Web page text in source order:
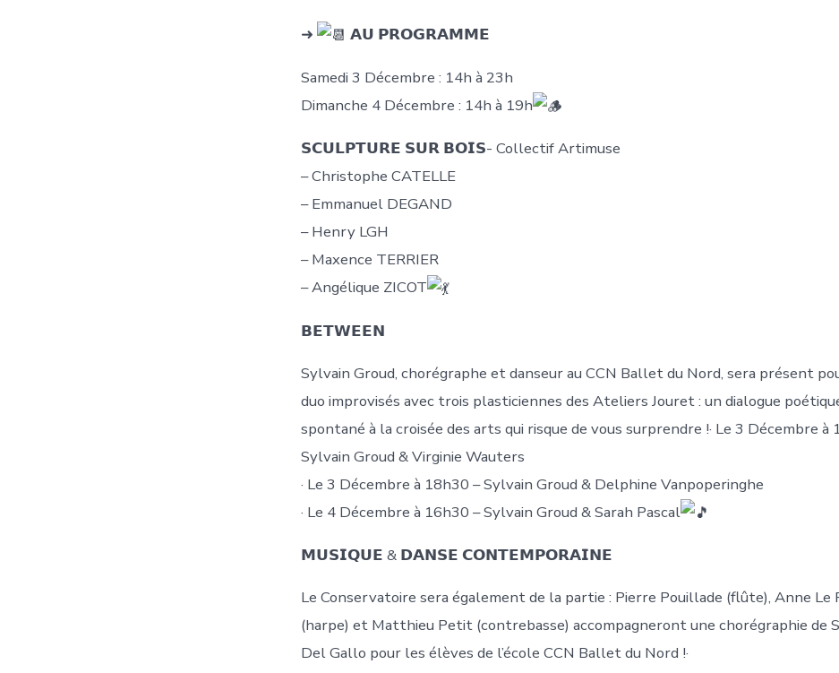
➜ 𝗔𝗨 𝗣𝗥𝗢𝗚𝗥𝗔𝗠𝗠𝗘
Samedi 3 Décembre : 14h à 23h
Dimanche 4 Décembre : 14h à 19h
𝗦𝗖𝗨𝗟𝗣𝗧𝗨𝗥𝗘 𝗦𝗨𝗥 𝗕𝗢𝗜𝗦- Collectif Artimuse
– Christophe CATELLE
– Emmanuel DEGAND
– Henry LGH
– Maxence TERRIER
– Angélique ZICOT
𝗕𝗘𝗧𝗪𝗘𝗘𝗡
Sylvain Groud, chorégraphe et danseur au CCN Ballet du Nord, sera présent
duo improvisés avec trois plasticiennes des Ateliers Jouret : un dialogue
spontané à la croisée des arts qui risque de vous surprendre !· Le 3 Décembre à
Sylvain Groud & Virginie Wauters
· Le 3 Décembre à 18h30 – Sylvain Groud & Delphine Vanpoperinghe
· Le 4 Décembre à 16h30 – Sylvain Groud & Sarah Pascal
𝗠𝗨𝗦𝗜𝗤𝗨𝗘 & 𝗗𝗔𝗡𝗦𝗘 𝗖𝗢𝗡𝗧𝗘𝗠𝗣𝗢𝗥𝗔𝗜𝗡𝗘
Le Conservatoire sera également de la partie : Pierre Pouillade (flûte), Anne Le
(harpe) et Matthieu Petit (contrebasse) accompagneront une chorégraphie de
Del Gallo pour les élèves de l’école CCN Ballet du Nord !·